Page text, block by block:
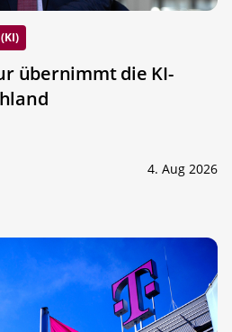
übernimmt die KI-
4. Aug 2026